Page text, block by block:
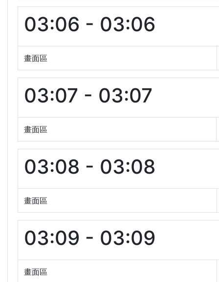
03:06 - 03:06
畫面區
03:07 - 03:07
畫面區
03:08 - 03:08
畫面區
03:09 - 03:09
畫面區